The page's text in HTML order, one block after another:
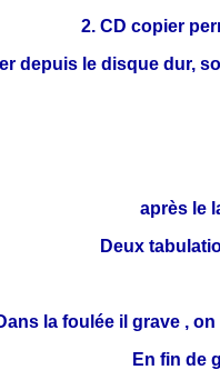
2. CD copier
depuis le disque dur,
après le
Deux
la foulée il grave ,
En fin de